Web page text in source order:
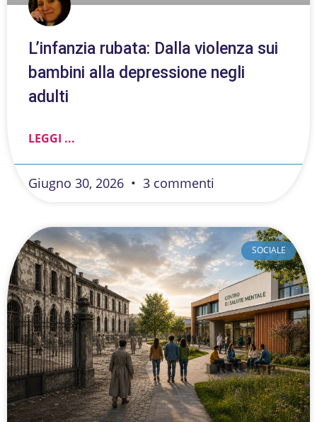
L’infanzia rubata: Dalla violenza sui
bambini alla depressione negli
adulti
LEGGI ...
Giugno 30, 2026 3 commenti
SOCIALE